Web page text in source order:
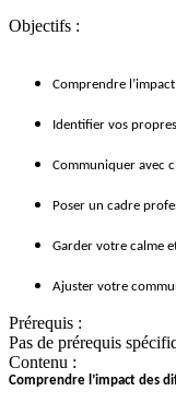
Objectifs :
Comprendre
Identifier vos
Communiquer avec
Poser un cadre
Garder votre calme
Ajuster votre
Prérequis :
Pas de prérequis
Contenu :
Comprendre l’impact des